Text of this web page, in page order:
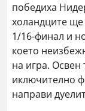
победиха
холандците
1/16-финал и
което
на игра. Освен
иключително
направи